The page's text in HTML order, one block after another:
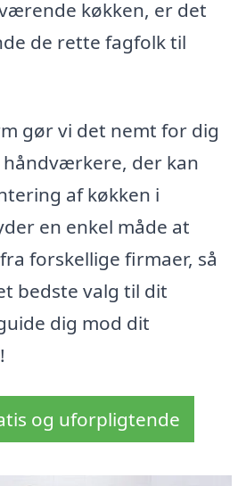
køkken, er det
de rette fagfolk til
gør vi det nemt for dig
der kan
af køkken i
en enkel måde at
forskellige firmaer, så
bedste valg til dit
dig mod dit
og uforpligtende